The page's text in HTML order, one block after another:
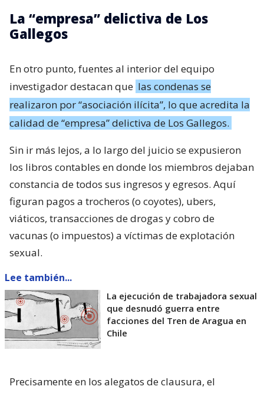
La “empresa” delictiva de Los
Gallegos
En otro punto, fuentes al interior del equipo
investigador destacan que las condenas se
realizaron por “asociación ilícita”, lo que acredita la
calidad de “empresa” delictiva de Los Gallegos.
Sin ir más lejos, a lo largo del juicio se expusieron
los libros contables en donde los miembros dejaban
constancia de todos sus ingresos y egresos. Aquí
figuran pagos a trocheros (o coyotes), ubers,
viáticos, transacciones de drogas y cobro de
vacunas (o impuestos) a víctimas de explotación
sexual.
Lee también...
La ejecución de trabajadora sexual
que desnudó guerra entre
facciones del Tren de Aragua en
Chile
Precisamente en los alegatos de clausura, el